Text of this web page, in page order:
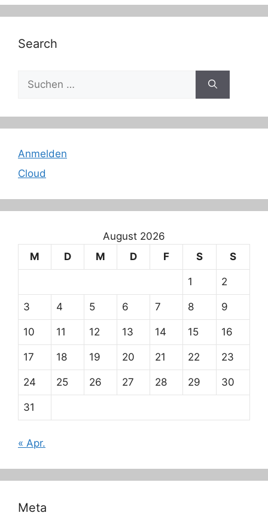
Search
nach:
Anmelden
Cloud
August 2026
M
D M D F S S
1 2
3 4 5 6 7 8 9
10 11 12 13 14 15 16
17 18 19 20 21 22 23
24 25 26 27 28 29 30
31
« Apr.
Meta